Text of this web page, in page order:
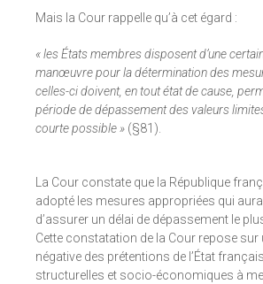
Mais la Cour rappelle qu’à cet égard :
« les États membres disposent d’une
manœuvre pour la détermination des
celles-ci doivent, en tout état de cause,
période de dépassement des valeurs
courte possible » (§81).
La Cour constate que la République
adopté les mesures appropriées qui
d’assurer un délai de dépassement le
Cette constatation de la Cour repose sur
négative des prétentions de l’État
structurelles et socio-économiques à